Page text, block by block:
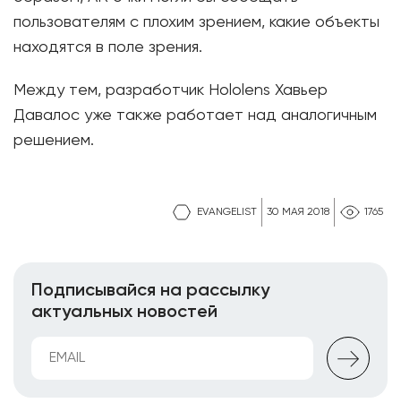
EVANGELIST 30 МАЯ 2018 1765
пользователям с плохим зрением, какие объекты
находятся в поле зрения.
Между тем, разработчик Hololens Хавьер
Давалос уже также работает над аналогичным
решением.
Подписывайся на рассылку
актуальных новостей